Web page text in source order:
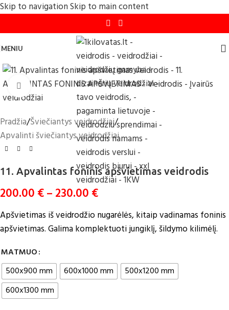
Skip to navigationSkip to main content
MENIU
Click to enlarge
Pradžia/Šviečiantys veidrodžiai/
Apvalinti šviečiantys veidrodžiai
11. Apvalintas foninis apšvietimas veidrodis
200.00 €– 230.00 €
Apšvietimas iš veidrodžio nugarėlės, kitaip vadinamas foninis
apšvietimas. Galima komplektuoti jungiklį, šildymo kilimėlį.
MATMUO
500x900 mm
600x1000 mm
500x1200 mm
600x1300 mm